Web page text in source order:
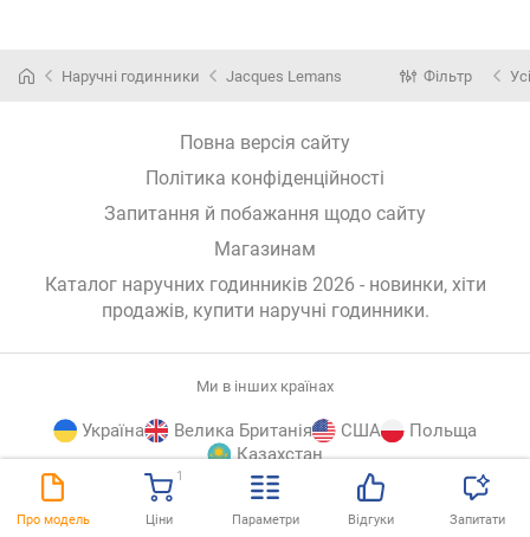
Про модель Ціни
1
Параметри Відгуки Запитати
Наручні годинники Jacques Lemans Фільтр
Повна версія сайту
Політика конфіденційності
Запитання й побажання щодо сайту
Магазинам
Каталог наручних годинників 2026 - новинки, хіти
продажів, купити наручні годинники.
Ми в інших країнах
Україна Велика Британія США
Польща
Казахстан
Katalog
© E-Katalog, 2026 ВГОРУ